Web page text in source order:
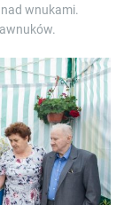
wnukami.